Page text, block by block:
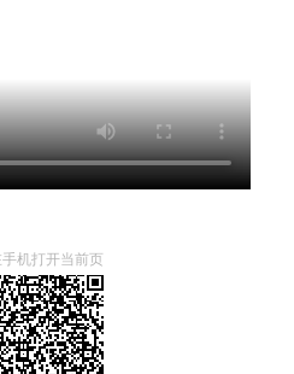
机打开当前页